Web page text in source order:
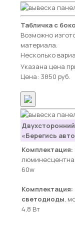
Табличка с
Возможно
материала.
Несколько
Указана цена
Цена: 3850 руб.
«Берегись
Комплектация:
60w
Комплектация:
светодиоды ,
4,8 Вт